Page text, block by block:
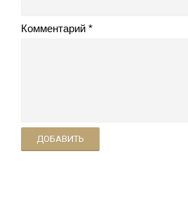
Комментарий
ДОБАВИТЬ